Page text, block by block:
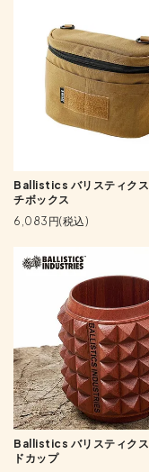
Ballistics バリスティク
チボックス
6,083円(税込)
Ballistics バリスティクス
ドカップ